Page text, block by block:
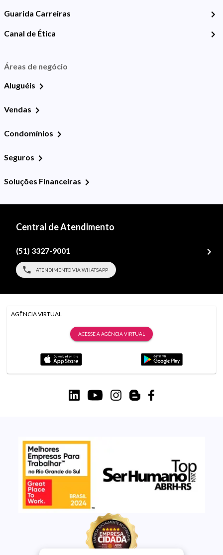
Guarida Carreiras
Canal de Ética
Áreas de negócio
Aluguéis
Vendas
Condomínios
Seguros
Soluções Financeiras
Central de Atendimento
(51) 3327-9001
ATENDIMENTO VIA WHATSAPP
AGÊNCIA VIRTUAL
ACESSE A AGÊNCIA VIRTUAL